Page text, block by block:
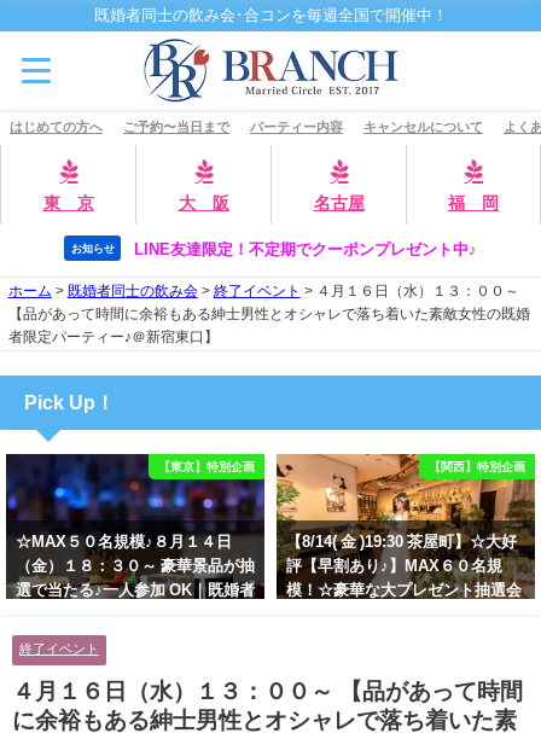
既婚者同士の飲み会･合コンを毎週全国で開催中！
はじめての方へ ご予約〜当日まで パーティー内容 キャンセルについて よく
東 京 大 阪 名古屋 福 岡
お知らせ LINE友達限定！不定期でクーポンプレゼント中♪
ホーム > 既婚者同士の飲み会> 終了イベント > ４月１６日（水）１３：００～
【品があって時間に余裕もある紳士男性とオシャレで落ち着いた素敵女性の既婚
者限定パーティー♪＠新宿東口】
Pick Up！
【東京】特別企画
☆MAX５０名規模♪８月１４日
（金）１８：３０～ 豪華景品が抽
選で当たる♪一人参加 OK｜既婚者
に余裕のある健康的なオシャレ男
性と美容好きで優しさのある大人
女性の既婚者限定ビッグパーティ
ー♪＠池袋】
【関西】特別企画
【8/14( 金 )19:30 茶屋町】☆大好
評【早割あり♪】MAX６０名規
模！☆豪華な大プレゼント抽選会
ティー♪＠茶屋町】
終了イベント
４月１６日（水）１３：００～ 【品があって時間
に余裕もある紳士男性とオシャレで落ち着いた素